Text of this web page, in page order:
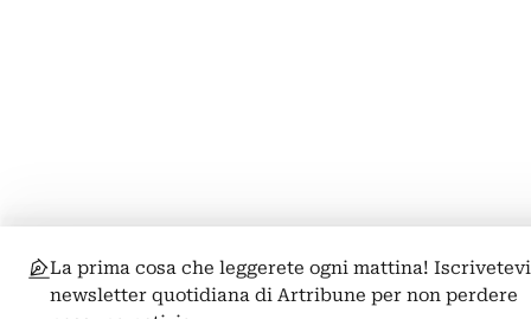
La prima cosa che leggerete ogni mattina!
newsletter quotidiana di Artribune per non perdere